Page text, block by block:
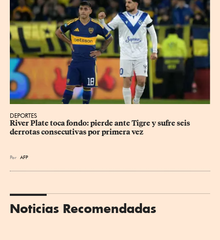
DEPORTES
River Plate toca fondo: pierde ante Tigre y sufre seis
derrotas consecutivas por primera vez
Por AFP
Noticias Recomendadas